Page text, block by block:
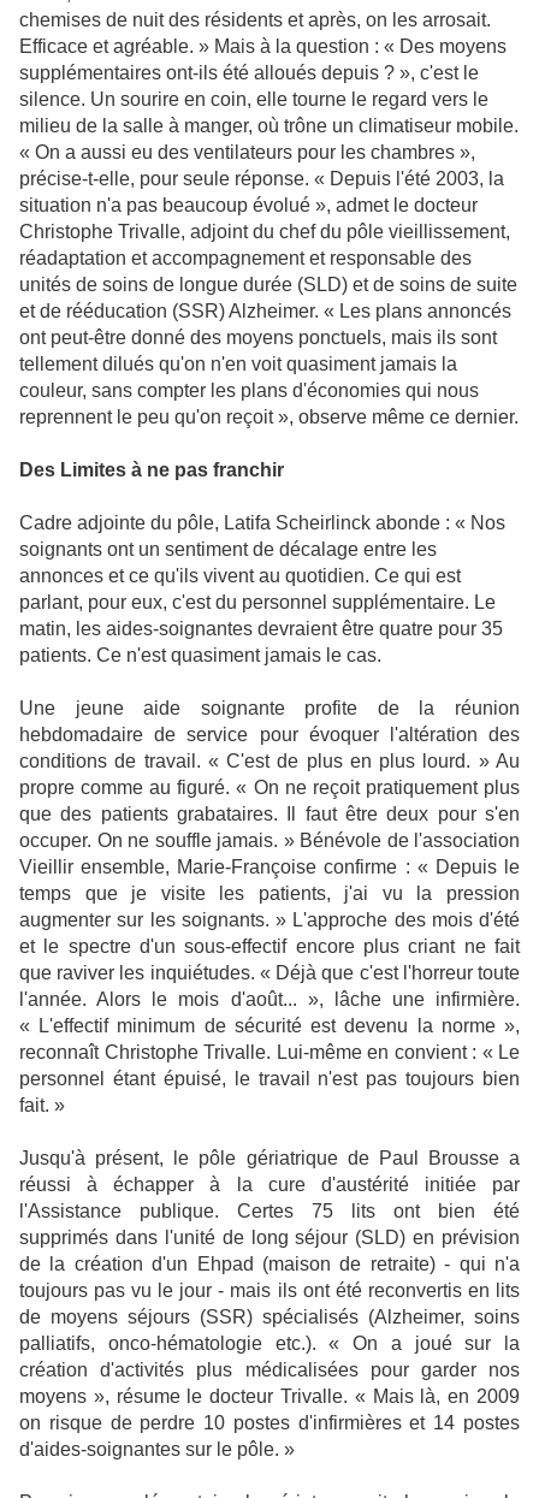
chemises de nuit des résidents et après, on les arrosait.
Efficace et agréable. » Mais à la question : « Des moyens
supplémentaires ont-ils été alloués depuis ? », c'est le
silence. Un sourire en coin, elle tourne le regard vers le
milieu de la salle à manger, où trône un climatiseur mobile.
« On a aussi eu des ventilateurs pour les chambres »,
précise-t-elle, pour seule réponse. « Depuis l'été 2003, la
situation n'a pas beaucoup évolué », admet le docteur
Christophe Trivalle, adjoint du chef du pôle vieillissement,
réadaptation et accompagnement et responsable des
unités de soins de longue durée (SLD) et de soins de suite
et de rééducation (SSR) Alzheimer. « Les plans annoncés
ont peut-être donné des moyens ponctuels, mais ils sont
tellement dilués qu'on n'en voit quasiment jamais la
couleur, sans compter les plans d'économies qui nous
reprennent le peu qu'on reçoit », observe même ce dernier.
Des Limites à ne pas franchir
Cadre adjointe du pôle, Latifa Scheirlinck abonde : « Nos
soignants ont un sentiment de décalage entre les
annonces et ce qu'ils vivent au quotidien. Ce qui est
parlant, pour eux, c'est du personnel supplémentaire. Le
matin, les aides-soignantes devraient être quatre pour 35
patients. Ce n'est quasiment jamais le cas.
Une jeune aide soignante profite de la réunion
hebdomadaire de service pour évoquer l'altération des
conditions de travail. « C'est de plus en plus lourd. » Au
propre comme au figuré. « On ne reçoit pratiquement plus
que des patients grabataires. Il faut être deux pour s'en
occuper. On ne souffle jamais. » Bénévole de l'association
Vieillir ensemble, Marie-Françoise confirme : « Depuis le
temps que je visite les patients, j'ai vu la pression
augmenter sur les soignants. » L'approche des mois d'été
et le spectre d'un sous-effectif encore plus criant ne fait
que raviver les inquiétudes. « Déjà que c'est l'horreur toute
l'année. Alors le mois d'août... », lâche une infirmière.
« L'effectif minimum de sécurité est devenu la norme »,
reconnaît Christophe Trivalle. Lui-même en convient : « Le
personnel étant épuisé, le travail n'est pas toujours bien
fait. »
Jusqu'à présent, le pôle gériatrique de Paul Brousse a
réussi à échapper à la cure d'austérité initiée par
l'Assistance publique. Certes 75 lits ont bien été
supprimés dans l'unité de long séjour (SLD) en prévision
de la création d'un Ehpad (maison de retraite) - qui n'a
toujours pas vu le jour - mais ils ont été reconvertis en lits
de moyens séjours (SSR) spécialisés (Alzheimer, soins
palliatifs, onco-hématologie etc.). « On a joué sur la
création d'activités plus médicalisées pour garder nos
moyens », résume le docteur Trivalle. « Mais là, en 2009
on risque de perdre 10 postes d'infirmières et 14 postes
d'aides-soignantes sur le pôle. »